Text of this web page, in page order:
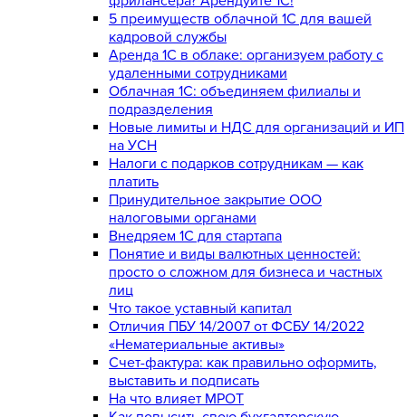
5 преимуществ облачной 1С для вашей
кадровой службы
Аренда 1С в облаке: организуем работу с
удаленными сотрудниками
Облачная 1С: объединяем филиалы и
подразделения
Новые лимиты и НДС для организаций и ИП
на УСН
Налоги с подарков сотрудникам — как
платить
Принудительное закрытие ООО
налоговыми органами
Внедряем 1С для стартапа
Понятие и виды валютных ценностей:
просто о сложном для бизнеса и частных
лиц
Что такое уставный капитал
Отличия ПБУ 14/2007 от ФСБУ 14/2022
«Нематериальные активы»
Счет-фактура: как правильно оформить,
выставить и подписать
На что влияет МРОТ